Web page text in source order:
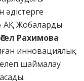
АҚ Жобаларды
Әсел Рахимова
инновациялық
шаймалау